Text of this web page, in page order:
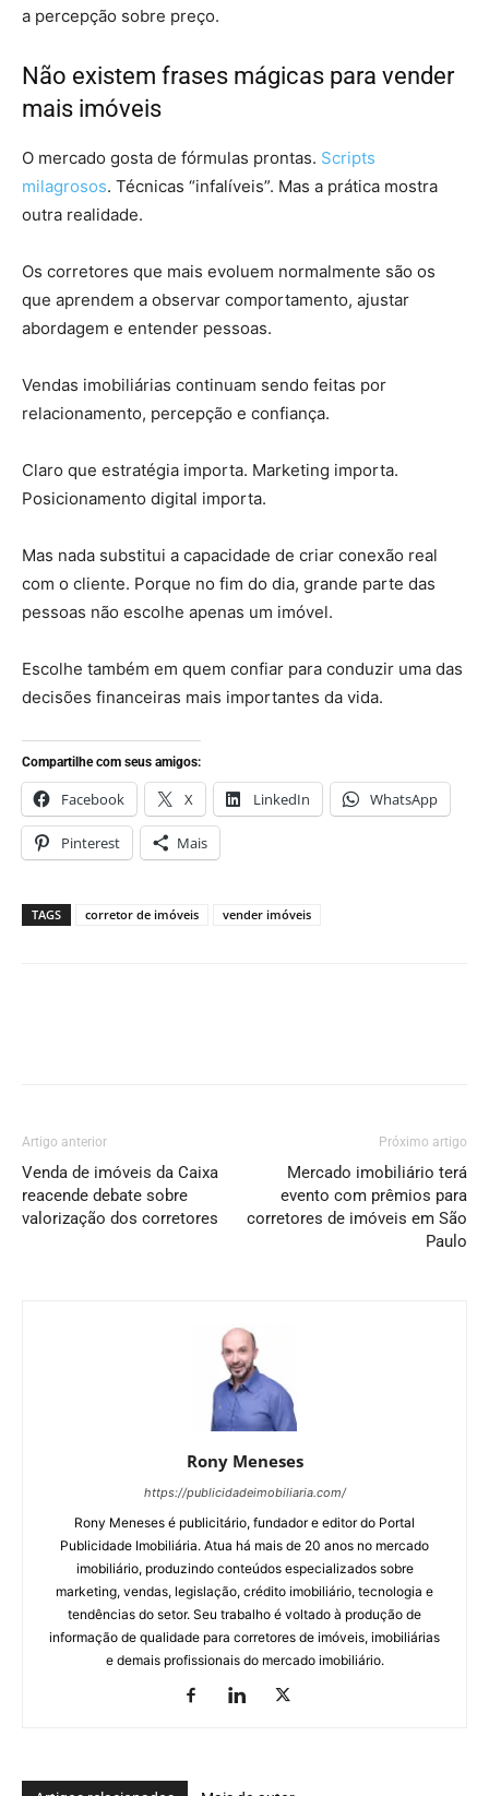
a percepção sobre preço.
Não existem frases mágicas para vender
mais imóveis
O mercado gosta de fórmulas prontas. Scripts
milagrosos. Técnicas “infalíveis”. Mas a prática mostra
outra realidade.
Os corretores que mais evoluem normalmente são os
que aprendem a observar comportamento, ajustar
abordagem e entender pessoas.
Vendas imobiliárias continuam sendo feitas por
relacionamento, percepção e confiança.
Claro que estratégia importa. Marketing importa.
Posicionamento digital importa.
Mas nada substitui a capacidade de criar conexão real
com o cliente. Porque no fim do dia, grande parte das
pessoas não escolhe apenas um imóvel.
Escolhe também em quem confiar para conduzir uma das
decisões financeiras mais importantes da vida.
Compartilhe com seus amigos:
Facebook X LinkedIn WhatsApp
Pinterest Mais
TAGS corretor de imóveis vender imóveis
Artigo anterior
Venda de imóveis da Caixa
reacende debate sobre
valorização dos corretores
Próximo artigo
Mercado imobiliário terá
evento com prêmios para
corretores de imóveis em São
Paulo
Rony Meneses
https://publicidadeimobiliaria.com/
Rony Meneses é publicitário, fundador e editor do Portal
Publicidade Imobiliária. Atua há mais de 20 anos no mercado
imobiliário, produzindo conteúdos especializados sobre
marketing, vendas, legislação, crédito imobiliário, tecnologia e
tendências do setor. Seu trabalho é voltado à produção de
informação de qualidade para corretores de imóveis, imobiliárias
e demais profissionais do mercado imobiliário.